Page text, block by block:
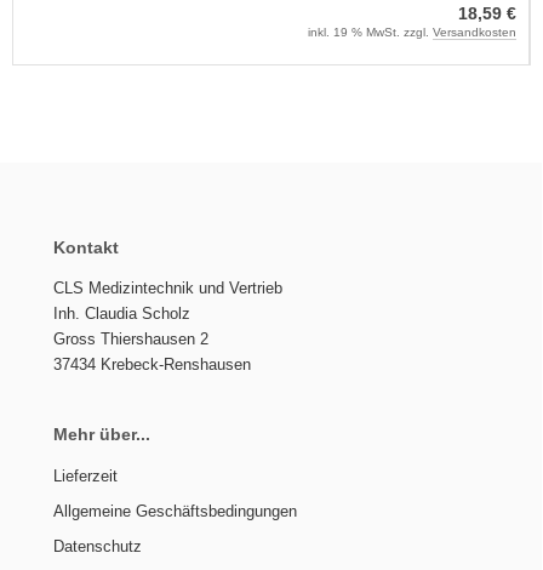
18,59 €
inkl. 19 % MwSt. zzgl. Versandkosten
Kontakt
CLS Medizintechnik und Vertrieb
Inh. Claudia Scholz
Gross Thiershausen 2
37434 Krebeck-Renshausen
Mehr über...
Lieferzeit
Allgemeine Geschäftsbedingungen
Datenschutz